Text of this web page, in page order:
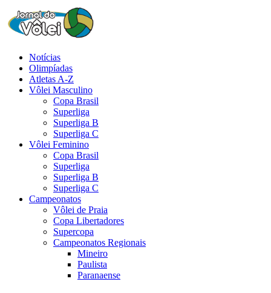
Notícias
Olimpíadas
Atletas A-Z
Vôlei Masculino
Copa Brasil
Superliga
Superliga B
Superliga C
Vôlei Feminino
Copa Brasil
Superliga
Superliga B
Superliga C
Campeonatos
Vôlei de Praia
Copa Libertadores
Supercopa
Campeonatos Regionais
Mineiro
Paulista
Paranaense